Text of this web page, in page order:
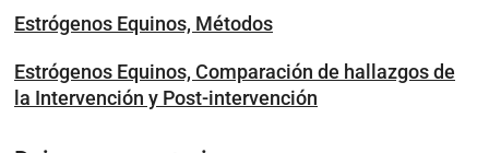
Estrógenos Equinos, Métodos
Estrógenos Equinos, Comparación de hallazgos de
la Intervención y Post-intervención